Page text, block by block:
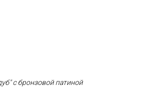
с бронзовой патиной